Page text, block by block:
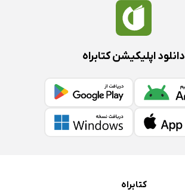
دانلود اپلیکیشن کتابراه
کتابراه